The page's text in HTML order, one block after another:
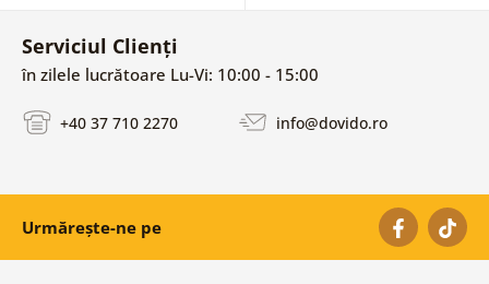
Serviciul Clienți
în zilele lucrătoare Lu-Vi: 10:00 - 15:00
+40 37 710 2270 info@dovido.ro
Urmărește-ne pe